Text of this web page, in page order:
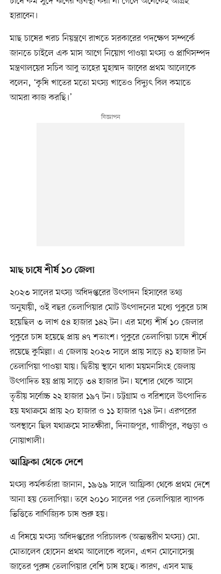
হারাবেন।
মাছ চাষের খরচ নিয়ন্ত্রণে রাখতে সরকারের পদক্ষেপ সম্পর্কে
জানতে চাইলে এক মাস আগে নিয়োগ পাওয়া মৎস্য ও প্রাণিসম্পদ
মন্ত্রণালয়ের সচিব আবু তাহের মুহাম্মদ জাবের প্রথম আলোকে
বলেন, ‘কৃষি খাতের মতো মৎস্য খাতেও বিদ্যুৎ বিল কমাতে
আমরা কাজ করছি।’
মাছ চাষে শীর্ষ ১০ জেলা
২০২৩ সালের মৎস্য অধিদপ্তরের উৎপাদন হিসাবের তথ্য
অনুযায়ী, ওই বছর তেলাপিয়ার মোট উৎপাদনের মধ্যে পুকুরে চাষ
হয়েছিল ৩ লাখ ৫৪ হাজার ১৪২ টন। এর মধ্যে শীর্ষ ১০ জেলার
পুকুরে চাষ হয়েছে প্রায় ৪৭ শতাংশ। পুকুরে তেলাপিয়া চাষে শীর্ষে
রয়েছে কুমিল্লা। এ জেলায় ২০২৩ সালে প্রায় সাড়ে ৪১ হাজার টন
তেলাপিয়া পাওয়া যায়। দ্বিতীয় স্থানে থাকা ময়মনসিংহ জেলায়
উৎপাদিত হয় প্রায় সাড়ে ৩৪ হাজার টন। যশোর থেকে আসে
তৃতীয় সর্বোচ্চ ২২ হাজার ১৯৭ টন। চট্টগ্রাম ও বরিশালে উৎপাদিত
হয় যথাক্রমে প্রায় ২০ হাজার ও ১১ হাজার ৭১৪ টন। এরপরের
অবস্থানে ছিল যথাক্রমে সাতক্ষীরা, দিনাজপুর, গাজীপুর, বগুড়া ও
নোয়াখালী।
আফ্রিকা থেকে দেশে
মৎস্য কর্মকর্তারা জানান, ১৯৬৯ সালে আফ্রিকা থেকে প্রথম দেশে
আনা হয় তেলাপিয়া। তবে ২০১০ সালের পর তেলাপিয়ার ব্যাপক
ভিত্তিতে বাণিজ্যিক চাষ শুরু হয়।
এ বিষয়ে মৎস্য অধিদপ্তরের পরিচালক (অভ্যন্তরীণ মৎস্য) মো.
মোতালেব হোসেন প্রথম আলোকে বলেন, এখন মোনোসেক্স
জাতের পুরুষ তেলাপিয়ার বেশি চাষ হচ্ছে। কারণ, এসব মাছ